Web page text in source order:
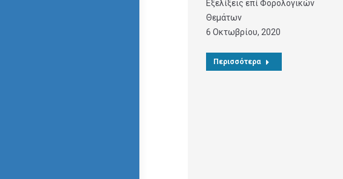
Εξελίξεις επί Φορολογικών
Θεμάτων
6 Οκτωβρίου, 2020
Περισσότερα